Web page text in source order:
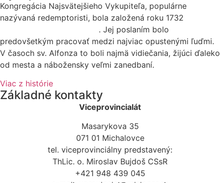
Kongregácia Najsvätejšieho Vykupiteľa, populárne
nazývaná redemptoristi, bola založená roku 1732
. Jej poslaním bolo
predovšetkým pracovať medzi najviac opustenými ľuďmi.
V časoch sv. Alfonza to boli najmä vidiečania, žijúci ďaleko
od mesta a nábožensky veľmi zanedbaní.
Viac z histórie
Základné kontakty
Viceprovincialát
Masarykova 35
071 01 Michalovce
tel. viceprovinciálny predstavený:
ThLic. o. Miroslav Bujdoš CSsR
+421 948 439 045